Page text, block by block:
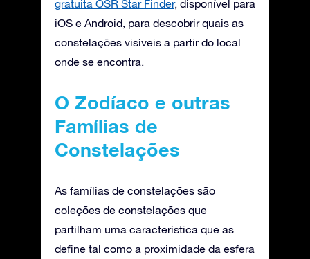
gratuita OSR Star Finder, disponível para
iOS e Android, para descobrir quais as
constelações visíveis a partir do local
onde se encontra.
O Zodíaco e outras
Famílias de
Constelações
As famílias de constelações são
coleções de constelações que
partilham uma característica que as
define tal como a proximidade da esfera